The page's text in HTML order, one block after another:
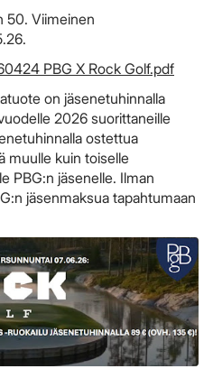
50. Viimeinen
PBG X Rock Golf.pdf
on jäsenetuhinnalla
2026 suorittaneille
ostettua
muulle kuin toiselle
PBG:n jäsenelle. Ilman
jäsenmaksua tapahtumaan